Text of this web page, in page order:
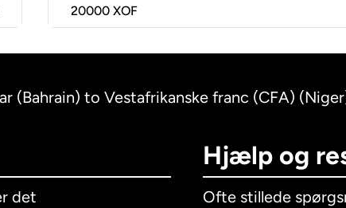
20000 XOF
(Bahrain) to Vestafrikanske franc (CFA)
det
Hjælp og
Ofte stillede